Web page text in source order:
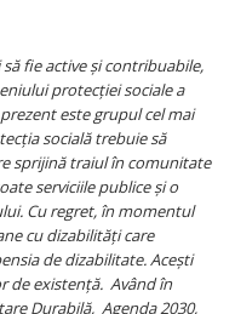
fie active și contribuabile,
protecției sociale a
este grupul cel mai
socială trebuie să
sprijină traiul în comunitate
serviciile publice și o
Cu regret, în momentul
cu dizabilități care
de dizabilitate. Acești
de existență. Având în
Durabilă, Agenda 2030,